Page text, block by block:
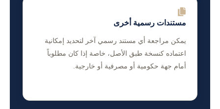
مستندات رسمية أخرى
يمكن مراجعة أي مستند رسمي آخر لتحديد إمكانية
اعتماده كنسخة طبق الأصل، خاصة إذا كان مطلوباً
أمام جهة حكومية أو مصرفية أو خارجية.